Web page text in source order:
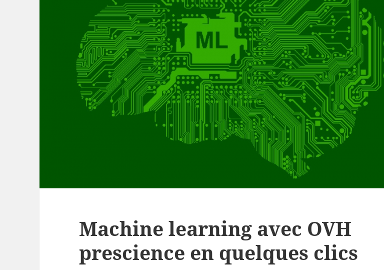
Machine learning avec OVH
prescience en quelques clics